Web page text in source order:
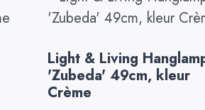
Light & Living
'Zubeda' 49cm, kleur
Crème